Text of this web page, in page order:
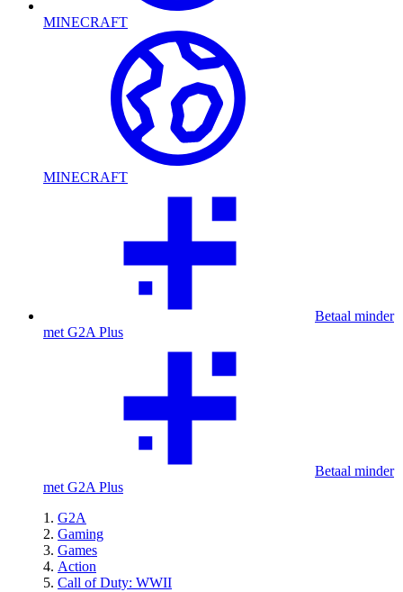
MINECRAFT
MINECRAFT
Betaal minder
met G2A Plus
Betaal minder
met G2A Plus
G2A
Gaming
Games
Action
Call of Duty: WWII